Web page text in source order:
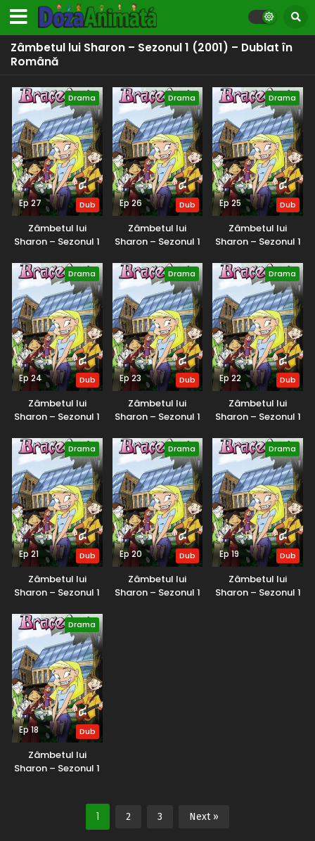
Zâmbetul lui Sharon – Sezonul 1 (2001) – Dublat în
Română
Drama
Ep 27 Dub
Zâmbetul lui
Sharon – Sezonul 1
Română
Drama
Ep 26 Dub
Zâmbetul lui
Sharon – Sezonul 1
Română
Drama
Ep 25 Dub
Zâmbetul lui
Sharon – Sezonul 1
Română
Drama
Ep 24 Dub
Zâmbetul lui
Sharon – Sezonul 1
Română
Drama
Ep 23 Dub
Zâmbetul lui
Sharon – Sezonul 1
Română
Drama
Ep 22 Dub
Zâmbetul lui
Sharon – Sezonul 1
Română
Drama
Ep 21 Dub
Zâmbetul lui
Sharon – Sezonul 1
Română
Drama
Ep 20 Dub
Zâmbetul lui
Sharon – Sezonul 1
Drama
Ep 19 Dub
Zâmbetul lui
Sharon – Sezonul 1
Drama
Ep 18 Dub
Zâmbetul lui
Sharon – Sezonul 1
1 2 3 Next »